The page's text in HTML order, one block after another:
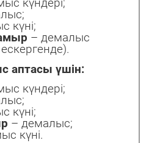
күндері;
күні;
– демалыс
аптасы үшін:
күндері;
күні;
– демалыс;
күні.